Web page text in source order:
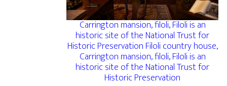
Carrington mansion, filoli, Filoli is an
historic site of the National Trust for
Historic Preservation Filoli country house,
Carrington mansion, filoli, Filoli is an
historic site of the National Trust for
Historic Preservation